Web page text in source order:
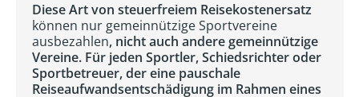
Diese Art von steuerfreiem Reisekostenersatz
können nur gemeinnützige Sportvereine
ausbezahlen, nicht auch andere gemeinnützige
Vereine. Für jeden Sportler, Schiedsrichter oder
Sportbetreuer, der eine pauschale
Reiseaufwandsentschädigung im Rahmen eines